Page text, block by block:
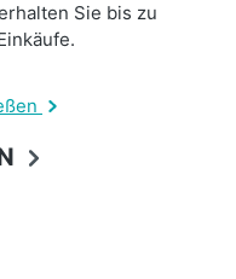
Sie bis zu